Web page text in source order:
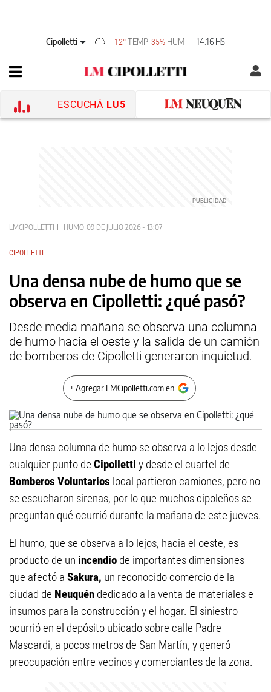
Cipolletti 12° TEMP 35% HUM 14:16 HS
ESCUCHÁ LU5
LMCIPOLLETTI HUMO 09 DE JULIO 2026 - 13:07
CIPOLLETTI
Una densa nube de humo que se
observa en Cipolletti: ¿qué pasó?
Desde media mañana se observa una columna
de humo hacia el oeste y la salida de un camión
de bomberos de Cipolletti generaron inquietud.
+ Agregar LMCipolletti.com en
Una densa columna de humo se observa a lo lejos desde
cualquier punto de Cipolletti y desde el cuartel de
Bomberos Voluntarios local partieron camiones, pero no
se escucharon sirenas, por lo que muchos cipoleños se
preguntan qué ocurrió durante la mañana de este jueves.
El humo, que se observa a lo lejos, hacia el oeste, es
producto de un incendio de importantes dimensiones
que afectó a Sakura, un reconocido comercio de la
ciudad de Neuquén dedicado a la venta de materiales e
insumos para la construcción y el hogar. El siniestro
ocurrió en el depósito ubicado sobre calle Padre
Mascardi, a pocos metros de San Martín, y generó
preocupación entre vecinos y comerciantes de la zona.